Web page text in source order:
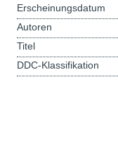
Erscheinungsdatum
Autoren
Titel
DDC-Klassifikation